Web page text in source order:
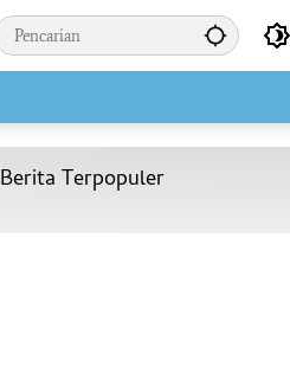
Berita Terpopuler